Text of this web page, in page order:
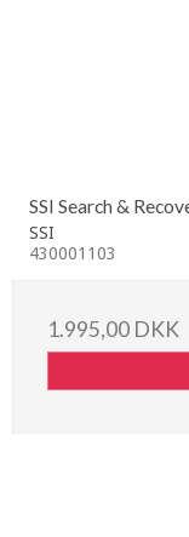
SSI Search &
SSI
430001103
1.995,00 DKK